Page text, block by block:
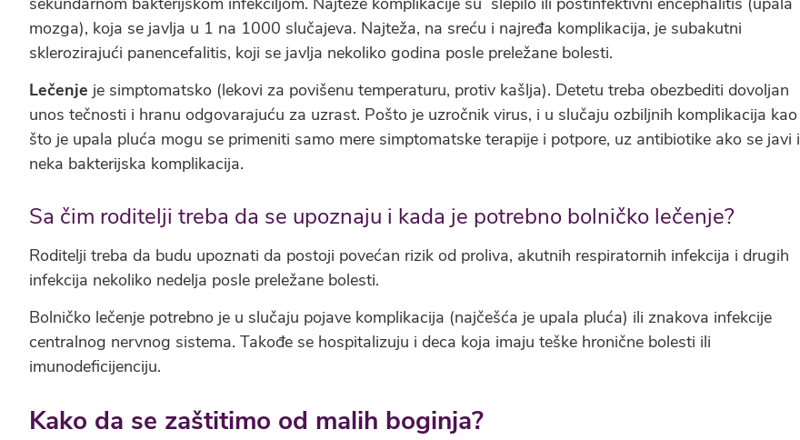
mozga), koja se javlja u 1 na 1000 slučajeva. Najteža, na sreću i najređa komplikacija, je subakutni
sklerozirajući panencefalitis, koji se javlja nekoliko godina posle preležane bolesti.
Lečenje je simptomatsko (lekovi za povišenu temperaturu, protiv kašlja). Detetu treba obezbediti dovoljan
unos tečnosti i hranu odgovarajuću za uzrast. Pošto je uzročnik virus, i u slučaju ozbiljnih komplikacija kao
što je upala pluća mogu se primeniti samo mere simptomatske terapije i potpore, uz antibiotike ako se javi i
neka bakterijska komplikacija.
Sa čim roditelji treba da se upoznaju i kada je potrebno bolničko lečenje?
Roditelji treba da budu upoznati da postoji povećan rizik od proliva, akutnih respiratornih infekcija i drugih
infekcija nekoliko nedelja posle preležane bolesti.
Bolničko lečenje potrebno je u slučaju pojave komplikacija (najčešća je upala pluća) ili znakova infekcije
centralnog nervnog sistema. Takođe se hospitalizuju i deca koja imaju teške hronične bolesti ili
imunodeficijenciju.
Kako da se zaštitimo od malih boginja?